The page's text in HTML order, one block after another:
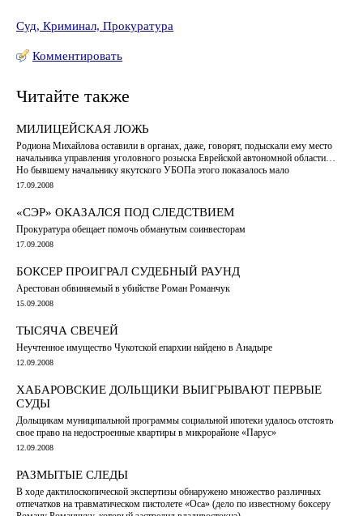
Суд, Криминал, Прокуратура
Комментировать
Читайте также
МИЛИЦЕЙСКАЯ ЛОЖЬ
Родиона Михайлова оставили в органах, даже, говорят, подыскали ему место
начальника управления уголовного розыска Еврейской автономной области…
Но бывшему начальнику якутского УБОПа этого показалось мало
17.09.2008
«СЭР» ОКАЗАЛСЯ ПОД СЛЕДСТВИЕМ
Прокуратура обещает помочь обманутым соинвесторам
17.09.2008
БОКСЕР ПРОИГРАЛ СУДЕБНЫЙ РАУНД
Арестован обвиняемый в убийстве Роман Романчук
15.09.2008
ТЫСЯЧА СВЕЧЕЙ
Неучтенное имущество Чукотской епархии найдено в Анадыре
12.09.2008
ХАБАРОВСКИЕ ДОЛЬЩИКИ ВЫИГРЫВАЮТ ПЕРВЫЕ
СУДЫ
Дольщикам муниципальной программы социальной ипотеки удалось отстоять
свое право на недостроенные квартиры в микрорайоне «Парус»
12.09.2008
РАЗМЫТЫЕ СЛЕДЫ
В ходе дактилоскопической экспертизы обнаружено множество различных
отпечатков на травматическом пистолете «Оса» (дело по известному боксеру